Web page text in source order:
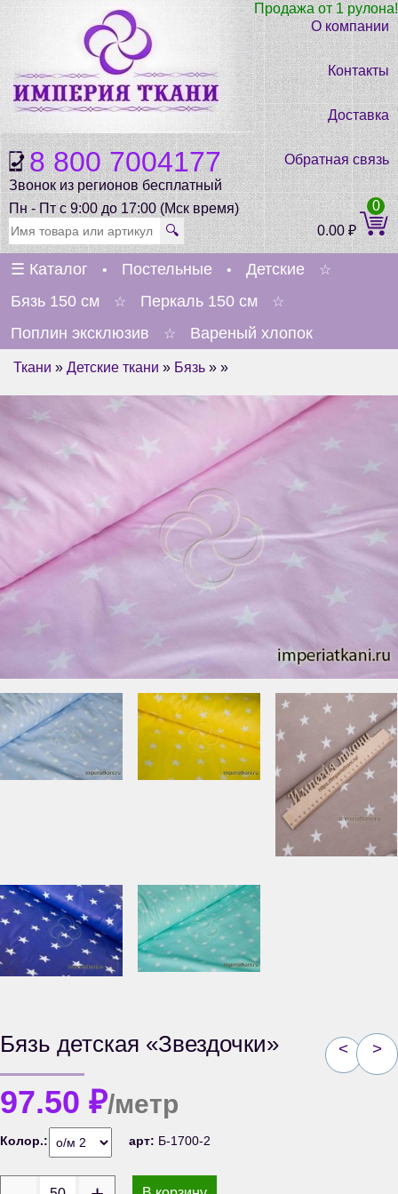
8 800 7004177
Звонок из регионов бесплатный
Пн - Пт с 9:00 до 17:00 (Мск время)
Продажа от 1 рулона!
О компании
Контакты
Доставка
Обратная связь
🔍 0.00₽
0
☰ Каталог • Постельные • Детские ☆
Бязь 150 см ☆ Перкаль 150 см ☆
Поплин эксклюзив ☆ Вареный хлопок
Ткани » Детские ткани » Бязь » »
< >
Бязь детская «Звездочки»
97.50 ₽/метр
Колор.: арт: Б-1700-2